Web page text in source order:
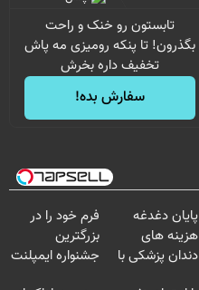
تابستون رو خنک و راحت
بگذرون! تا پنکه رومیزی مه پاش
تخفیف داره بخرش
سفارش بده!
پایان دغدغه
هزینه های
دندان پزشکی با
فرم خود را در
بزرگترین
جشنواره ایمپلنت